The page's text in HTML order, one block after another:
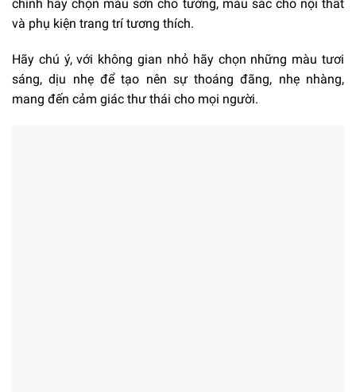
chính hãy chọn màu sơn cho tường, màu sắc cho nội thất
và phụ kiện trang trí tương thích.
Hãy chú ý, với không gian nhỏ hãy chọn những màu tươi
sáng, dịu nhẹ để tạo nên sự thoáng đãng, nhẹ nhàng,
mang đến cảm giác thư thái cho mọi người.